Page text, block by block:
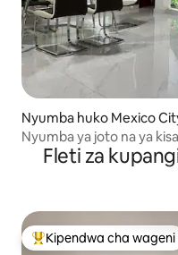
Nyumba huko Mexico
Nyumba ya joto na ya
Fleti za
Kipendwa maarufu cha
Kipendwa cha wageni